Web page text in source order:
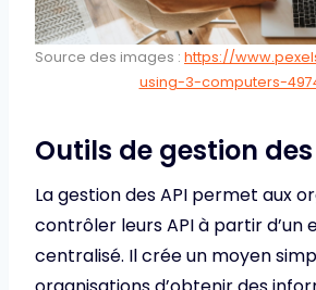
Source des images : https://
using-3-computers-
Outils de gestion des
La gestion des API permet aux
contrôler leurs API à partir d’un
centralisé. Il crée un moyen